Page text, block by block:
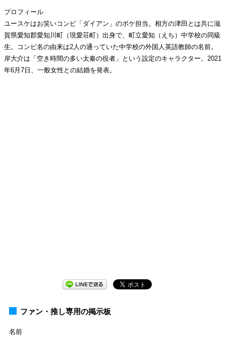
プロフィール
ユースケはお笑いコンビ「ダイアン」のボケ担当。相方の津田とは共に滋
賀県愛知郡愛知川町（現愛荘町）出身で、町立愛知（えち）中学校の同級
生。コンビ名の由来は2人の通っていた中学校の外国人英語教師の名前。
岸大介は「空き時間の多い太秦の役者」という設定のキャラクター。2021
年6月7日、一般女性との結婚を発表。
ファン・推し専用の掲示板
名前